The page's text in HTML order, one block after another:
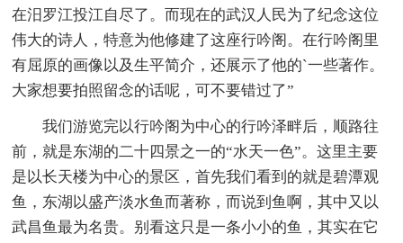
在汨罗江投江自尽了。而现在的武汉人民为了纪念这位
伟大的诗人，特意为他修建了这座行吟阁。在行吟阁里
有屈原的画像以及生平简介，还展示了他的`一些著作。
大家想要拍照留念的话呢，可不要错过了”
我们游览完以行吟阁为中心的行吟泽畔后，顺路往
前，就是东湖的二十四景之一的“水天一色”。这里主要
是以长天楼为中心的景区，首先我们看到的就是碧潭观
鱼，东湖以盛产淡水鱼而著称，而说到鱼啊，其中又以
武昌鱼最为名贵。别看这只是一条小小的鱼，其实在它